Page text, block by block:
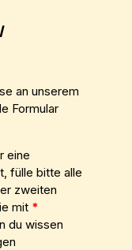
an unserem
Formular
eine
fülle bitte alle
zweiten
mit *
du wissen